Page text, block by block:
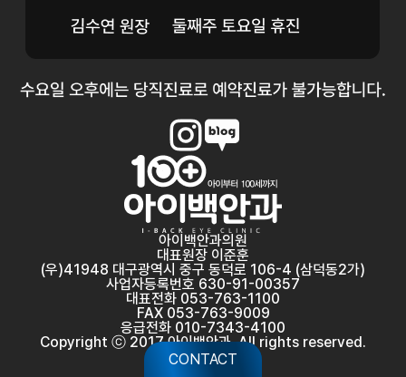
CONTACT
아이백안과의원
대표원장 이준훈
(우)41948 대구광역시 중구 동덕로 106-4 (삼덕동2가)
사업자등록번호 630-91-00357
대표전화 053-763-1100
FAX 053-763-9009
응급전화 010-7343-4100
Copyright ⓒ 2017 아이백안과. All rights reserved.